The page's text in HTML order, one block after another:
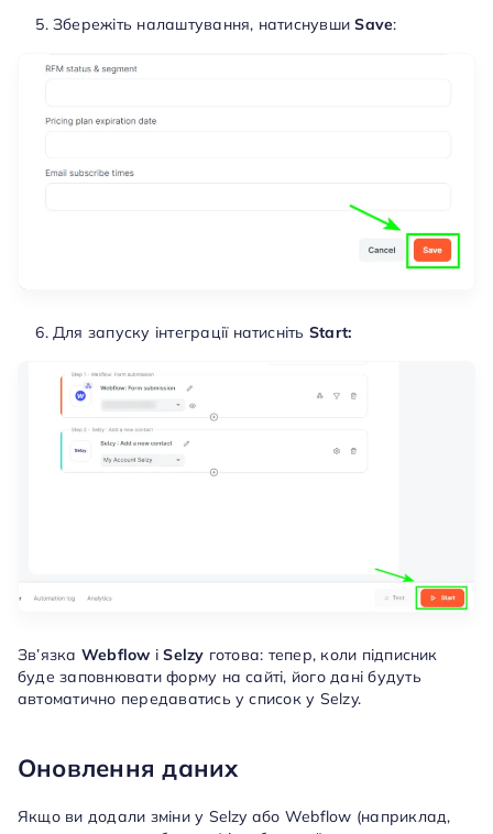
Збережіть налаштування, натиснувшиSave:
Для запуску інтеграції натисніть Start:
Зв’язка Webflow іSelzy готова: тепер, коли підписник
буде заповнювати форму на сайті, його дані будуть
автоматично передаватись у список у Selzy.
Оновлення даних
Якщо ви додали зміни у Selzy або Webflow (наприклад,